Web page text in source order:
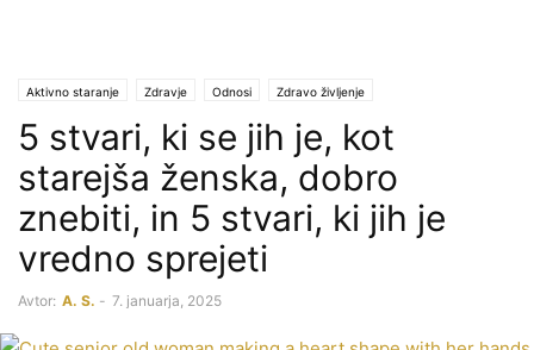
Aktivno staranje Zdravje Odnosi Zdravo življenje
5 stvari, ki se jih je, kot
starejša ženska, dobro
znebiti, in 5 stvari, ki jih je
vredno sprejeti
Avtor: A. S. - 7. januarja, 2025